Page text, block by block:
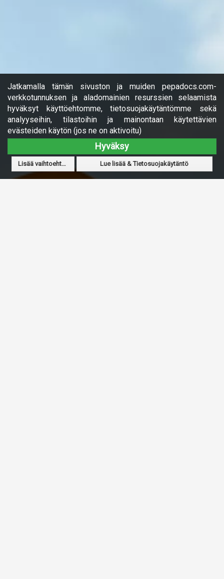
Jatkamalla tämän sivuston ja muiden pepadocs.com-
verkkotunnuksen ja aladomainien resurssien selaamista
hyväksyt käyttöehtomme, tietosuojakäytäntömme sekä
analyyseihin, tilastoihin ja mainontaan käytettävien
evästeiden käytön (jos ne on aktivoitu)
Hyväksy
Lisää vaihtoehtoja Lue lisää & Tietosuojakäytäntö